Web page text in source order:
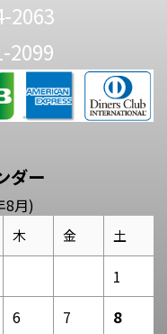
2063
2099
ダー
8月)
木 金 土
1
6 7
8